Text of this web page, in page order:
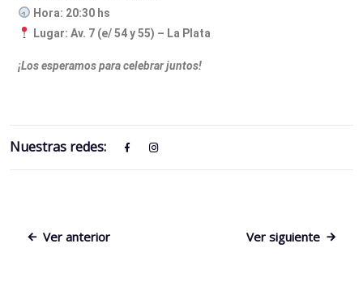
Hora: 20:30 hs
Lugar: Av. 7 (e/ 54 y 55) – La Plata
¡Los esperamos para celebrar juntos!
Nuestras redes:
Ver anterior Ver siguiente